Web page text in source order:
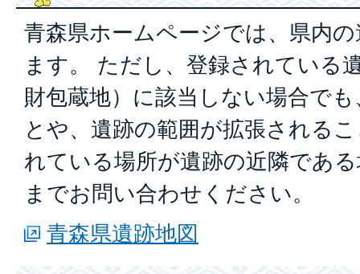
青森県ホームページでは、県内
ます。 ただし、登録されている
財包蔵地）に該当しない場合で
とや、遺跡の範囲が拡張される
れている場所が遺跡の近隣であ
までお問い合わせください。
青森県遺跡地図